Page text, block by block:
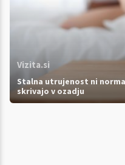
Vizita.si
Stalna utrujenost ni
skrivajo v ozadju